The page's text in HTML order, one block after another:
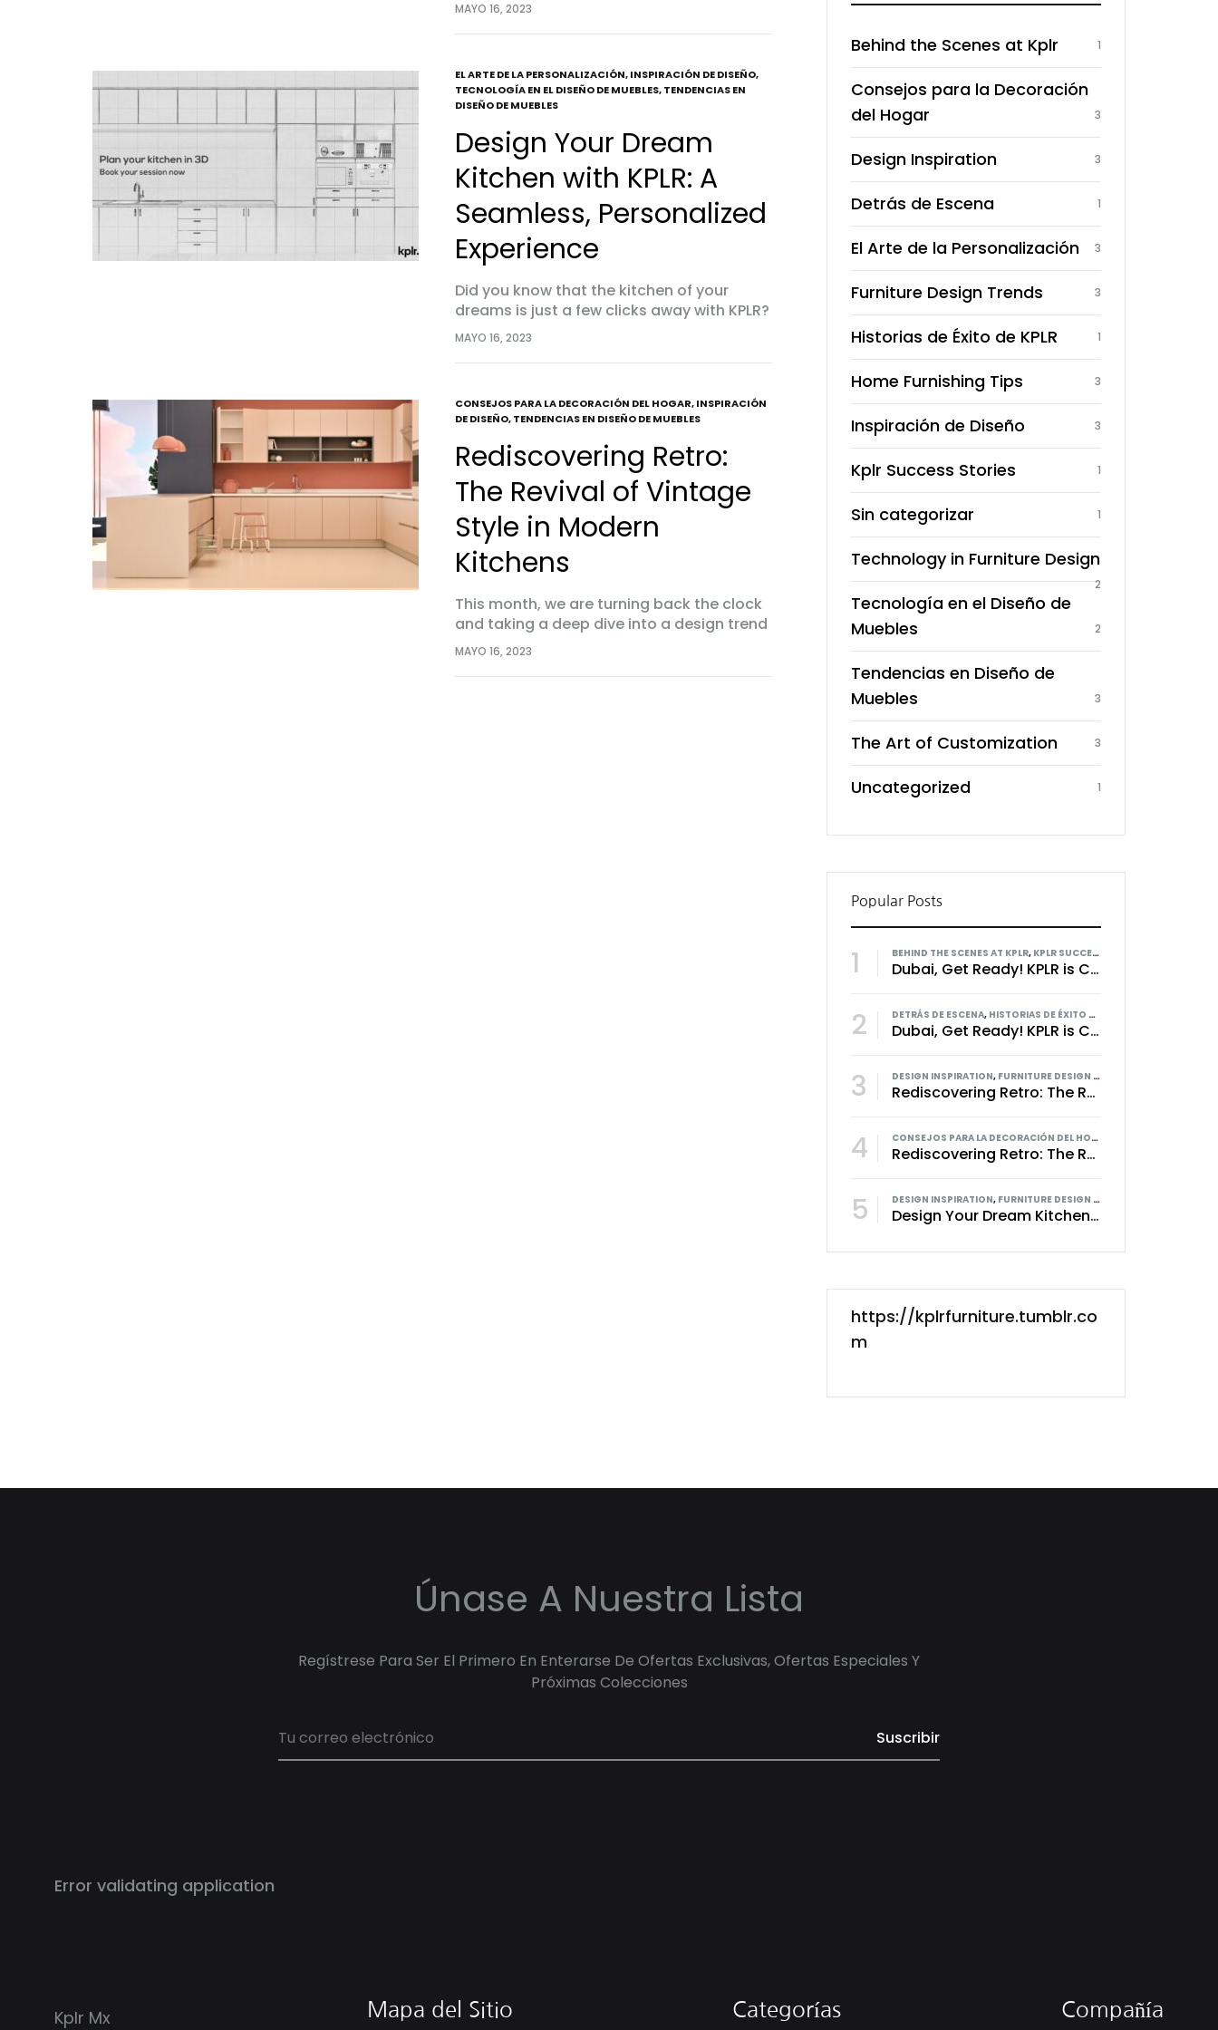
Muebles Para Televisión
collection is our L-shaped exotic kitchen,
a…
MAYO 16, 2023
EL ARTE DE LA PERSONALIZACIÓN,INSPIRACIÓN DE DISEÑO,
TECNOLOGÍA EN EL DISEÑO DE MUEBLES,TENDENCIAS EN
DISEÑO DE MUEBLES
Design Your Dream
Kitchen with KPLR: A
Seamless, Personalized
Experience
Did you know that the kitchen of your
dreams is just a few clicks away with KPLR?
Yes, it’s true! We have streamlined the
process of kitchen design to make…
MAYO 16, 2023
CONSEJOS PARA LA DECORACIÓN DEL HOGAR,INSPIRACIÓN
DE DISEÑO,TENDENCIAS EN DISEÑO DE MUEBLES
Rediscovering Retro:
The Revival of Vintage
Style in Modern
Kitchens
This month, we are turning back the clock
and taking a deep dive into a design trend
that is making a sensational comeback –
the modernized concept of retro.
Contemporary…
MAYO 16, 2023
Behind the Scenes at Kplr 1
Consejos para la Decoración
del Hogar
3
Design Inspiration 3
Detrás de Escena 1
El Arte de la Personalización 3
Furniture Design Trends 3
Historias de Éxito de KPLR 1
Home Furnishing Tips 3
Inspiración de Diseño 3
Kplr Success Stories 1
Sin categorizar 1
Technology in Furniture Design
2
Tecnología en el Diseño de
Muebles
2
Tendencias en Diseño de
Muebles
3
The Art of Customization 3
Uncategorized 1
Popular Posts
1 BEHIND THE SCENES AT KPLR, KPLR SUCCESS STORIES
Dubai, Get Ready! KPLR is Coming to Transform Your Home Decor Experience
2 DETRÁS DE ESCENA, HISTORIAS DE ÉXITO DE KPLR
Dubai, Get Ready! KPLR is Coming to Transform Your Home Decor Experience
3 DESIGN INSPIRATION, FURNITURE DESIGN TRENDS
Rediscovering Retro: The Revival of Vintage Style in Modern Kitchens
4 CONSEJOS PARA LA DECORACIÓN DEL HOGAR
Rediscovering Retro: The Revival of Vintage Style in Modern Kitchens
5 DESIGN INSPIRATION, FURNITURE DESIGN TRENDS
Design Your Dream Kitchen with KPLR: A Seamless, Personalized Experience
https://kplrfurniture.tumblr.co
m
Únase A Nuestra Lista
Regístrese Para Ser El Primero En Enterarse De Ofertas Exclusivas, Ofertas Especiales Y
Próximas Colecciones
Error validating application
Kplr Mx Mapa del Sitio Categorías Compañía